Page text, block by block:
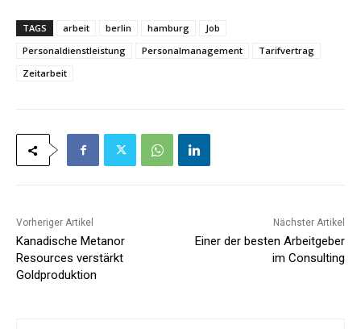
TAGS arbeit berlin hamburg
Job
Personaldienstleistung
Personalmanagement
Tarifvertrag
Zeitarbeit
Vorheriger Artikel
Kanadische Metanor
Resources verstärkt
Goldproduktion
Nächster Artikel
Einer der besten Arbeitgeber
im Consulting